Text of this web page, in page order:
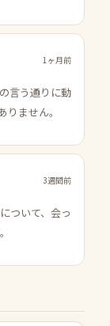
1ヶ月前
言う通りに動
ません。
3週間前
ついて、会っ